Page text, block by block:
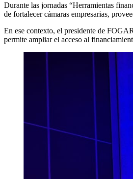
Durante las jornadas “Herramientas
de fortalecer cámaras empresarias,
En ese contexto, el presidente de
permite ampliar el acceso al